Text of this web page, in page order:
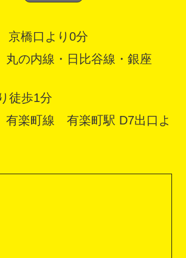
橋口より0分
の内線・日比谷線・銀座
徒歩1分
楽町線 有楽町駅 D7出口よ